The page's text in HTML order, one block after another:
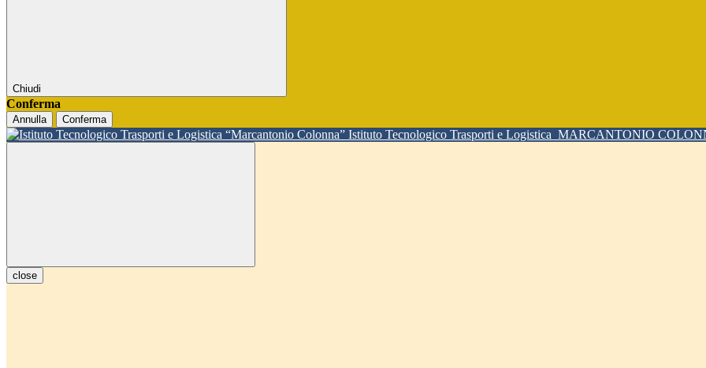
Chiudi
Conferma
Annulla Conferma
Istituto Tecnologico Trasporti e Logistica MARCANTONIO
close